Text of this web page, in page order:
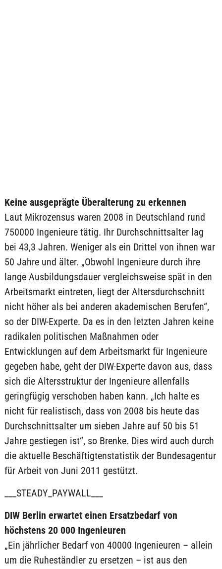
Keine ausgeprägte Überalterung zu erkennen
Laut Mikrozensus waren 2008 in Deutschland rund
750000 Ingenieure tätig. Ihr Durchschnittsalter lag
bei 43,3 Jahren. Weniger als ein Drittel von ihnen war
50 Jahre und älter. „Obwohl Ingenieure durch ihre
lange Ausbildungsdauer vergleichsweise spät in den
Arbeitsmarkt eintreten, liegt der Altersdurchschnitt
nicht höher als bei anderen akademischen Berufen“,
so der DIW-Experte. Da es in den letzten Jahren keine
radikalen politischen Maßnahmen oder
Entwicklungen auf dem Arbeitsmarkt für Ingenieure
gegeben habe, geht der DIW-Experte davon aus, dass
sich die Altersstruktur der Ingenieure allenfalls
geringfügig verschoben haben kann. „Ich halte es
nicht für realistisch, dass von 2008 bis heute das
Durchschnittsalter um sieben Jahre auf 50 bis 51
Jahre gestiegen ist“, so Brenke. Dies wird auch durch
die aktuelle Beschäftigtenstatistik der Bundesagentur
für Arbeit von Juni 2011 gestützt.
___STEADY_PAYWALL___
DIW Berlin erwartet einen Ersatzbedarf von
höchstens 20 000 Ingenieuren
„Ein jährlicher Bedarf von 40000 Ingenieuren – allein
um die Ruheständler zu ersetzen – ist aus den